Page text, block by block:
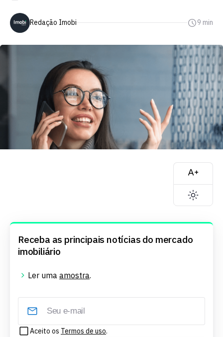
Redação Imobi 9 min
Receba as principais notícias do mercado
imobiliário
Ler uma amostra.
Aceito os Termos de uso.